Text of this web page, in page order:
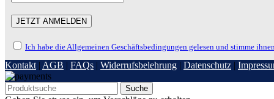
Ich habe die Allgemeinen Geschäftsbedingungen gelesen und stimme
Kontakt | AGB | FAQs | Widerrufsbelehrung | Datenschutz |
Suche